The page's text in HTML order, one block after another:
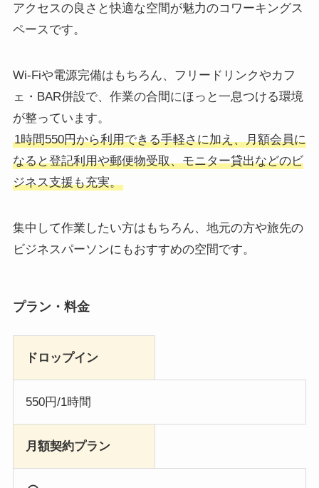
アクセスの良さと快適な空間が魅力のコワーキングス
ペースです。
Wi-Fiや電源完備はもちろん、フリードリンクやカフ
ェ・BAR併設で、作業の合間にほっと一息つける環境
が整っています。
1時間550円から利用できる手軽さに加え、月額会員に
なると登記利用や郵便物受取、モニター貸出などのビ
ジネス支援も充実。
集中して作業したい方はもちろん、地元の方や旅先の
ビジネスパーソンにもおすすめの空間です。
プラン・料金
ドロップイン
550円/1時間
月額契約プラン